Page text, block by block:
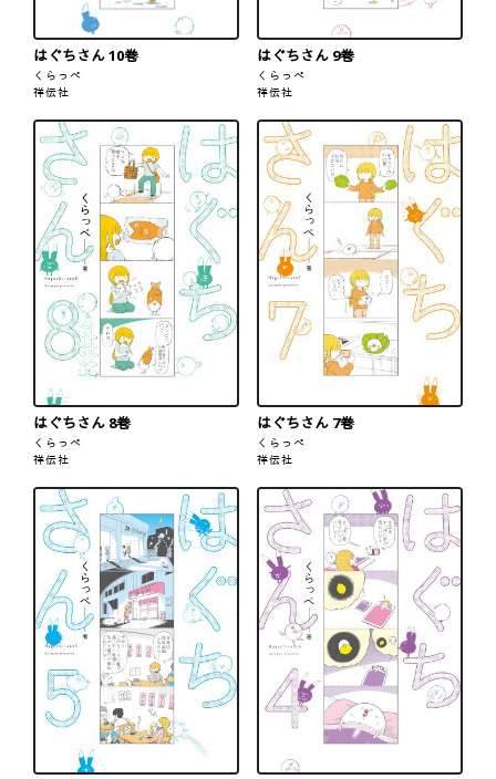
はぐちさん 10巻
くらっぺ
祥伝社
はぐちさん 9巻
くらっぺ
祥伝社
はぐちさん 8巻
くらっぺ
祥伝社
はぐちさん 7巻
くらっぺ
祥伝社